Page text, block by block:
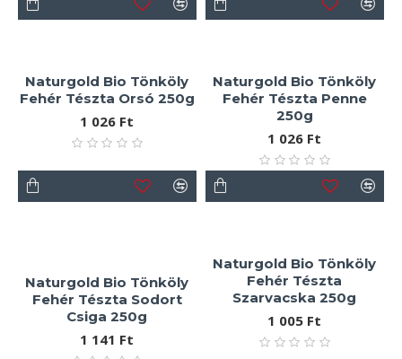
Naturgold Bio Tönköly
Fehér Tészta Orsó 250g
1 026 Ft
Naturgold Bio Tönköly
Fehér Tészta Penne
250g
1 026 Ft
Naturgold Bio Tönköly
Fehér Tészta Sodort
Csiga 250g
1 141 Ft
Naturgold Bio Tönköly
Fehér Tészta
Szarvacska 250g
1 005 Ft